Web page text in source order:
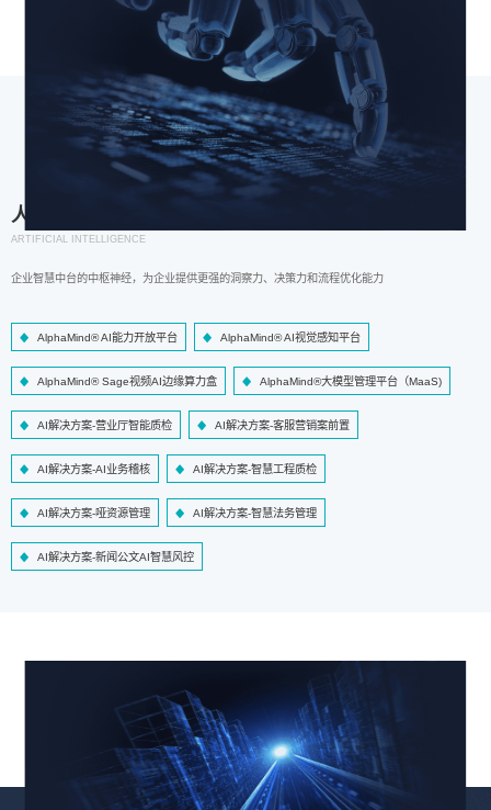
人工智能
ARTIFICIAL INTELLIGENCE
企业智慧中台的中枢神经，为企业提供更强的洞察力、决策力和流程优化能力
AlphaMind® AI能力开放平台 AlphaMind® AI视觉感知平台
AlphaMind® Sage视频AI边缘算力盒 AlphaMind®大模型管理平台（MaaS)
AI解决方案-营业厅智能质检 AI解决方案-客服营销案前置
AI解决方案-AI业务稽核 AI解决方案-智慧工程质检
AI解决方案-哑资源管理 AI解决方案-智慧法务管理
AI解决方案-新闻公文AI智慧风控